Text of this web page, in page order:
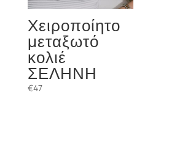
Χειροποίητο
μεταξωτό
κολιέ
ΣΕΛΗΝΗ
€47